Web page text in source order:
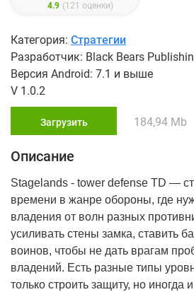
4.9 (121 оценки)
Категория: Стратегии
Разработчик: Black Bears
Версия Android: 7.1 и выше
V 1.0.2
Загрузить 184,94 Mb
Описание
Stagelands - tower defense TD ―
времени в жанре обороны, где
владения от волн разных
усиливать стены замка, ставить
воинов, чтобы не дать врагам
владений. Есть разные типы
только строить защиту, но иногда